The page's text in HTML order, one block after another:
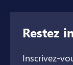
Restez
Inscrivez-